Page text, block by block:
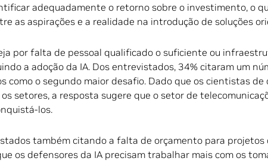
adequadamente o retorno sobre o investimento, o
as aspirações e a realidade na introdução de soluções
por falta de pessoal qualificado o suficiente ou
a adoção da IA. Dos entrevistados, 34% citaram um
como o segundo maior desafio. Dado que os cientistas de
setores, a resposta sugere que o setor de
los.
também citando a falta de orçamento para projetos
os defensores da IA precisam trabalhar mais com os